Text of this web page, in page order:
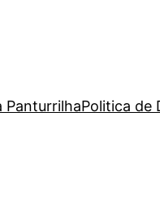
PanturrilhaPolitica de